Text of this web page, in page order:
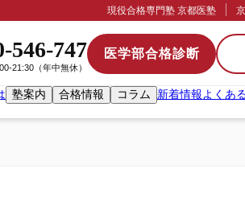
現役合格専門塾 京都医塾
塾案内 合格情報 コラム 新着情報よくあ
546-747
21:30（年中無休）
医学部合格診断